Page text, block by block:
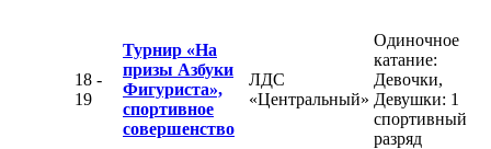
18 -
19
Турнир «На
призы Азбуки
Фигуриста»,
спортивное
совершенство
ЛДС
«Центральный»
Одиночное
катание:
Девочки,
Девушки: 1
спортивный
разряд